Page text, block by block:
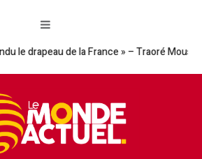
de la France » – Traoré Moussa